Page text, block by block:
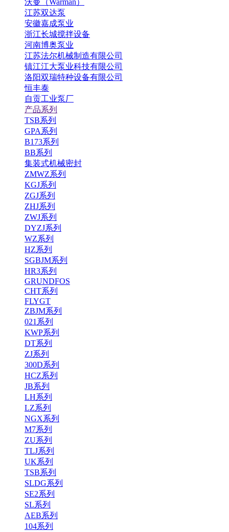
沃曼（Warman）
江苏双达泵
安徽嘉成泵业
浙江长城搅拌设备
河南博奥泵业
江苏法尔机械制造有限公司
镇江江大泵业科技有限公司
洛阳双瑞特种设备有限公司
恒丰泰
自贡工业泵厂
产品系列
TSB系列
GPA系列
B173系列
BB系列
集装式机械密封
ZMWZ系列
KGJ系列
ZGJ系列
ZHJ系列
ZWJ系列
DYZJ系列
WZ系列
HZ系列
SGBJM系列
HR3系列
GRUNDFOS
CHT系列
FLYGT
ZBJM系列
021系列
KWP系列
DT系列
ZJ系列
300D系列
HCZ系列
JB系列
LH系列
LZ系列
NGX系列
M7系列
ZU系列
TLJ系列
UK系列
TSB系列
SLDG系列
SE2系列
SL系列
AEB系列
104系列